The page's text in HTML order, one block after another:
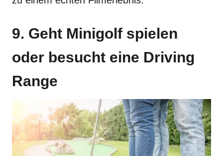
9. Geht Minigolf spielen
oder besucht eine Driving
Range